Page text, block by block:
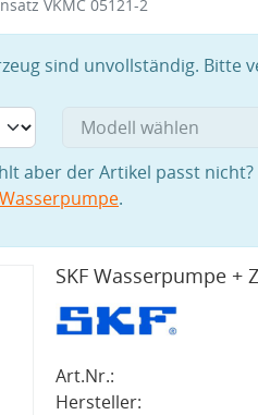
VKMC 05121-2
sind unvollständig. Bitte
aber der Artikel passt
.
SKF Wasserpumpe +
Art.Nr.:
Hersteller: